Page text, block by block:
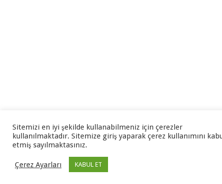
Sitemizi en iyi şekilde kullanabilmeniz için çerezler
kullanılmaktadır. Sitemize giriş yaparak çerez kullanımını
etmiş sayılmaktasınız.
Çerez Ayarları KABUL ET